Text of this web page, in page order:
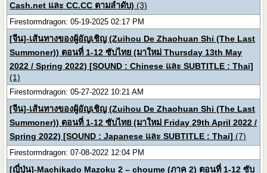
Cash.net และ CC.CC ตามลำดับ) (3)
Firestormdragon: 05-19-2025 02:17 PM
[จีน]-เส้นทางของผู้อัญเชิญ (Zuihou De Zhaohuan Shi (The Last
Summoner)) ตอนที่ 1-12 ซับไทย (มาใหม่ Thursday 13th May
2022 / Spring 2022) [SOUND : Chinese และ SUBTITLE : Thai]
(1)
Firestormdragon: 05-27-2022 10:21 AM
[จีน]-เส้นทางของผู้อัญเชิญ (Zuihou De Zhaohuan Shi (The Last
Summoner)) ตอนที่ 1-12 ซับไทย (มาใหม่ Friday 29th April 2022 /
Spring 2022) [SOUND : Japanese และ SUBTITLE : Thai] (7)
Firestormdragon: 07-08-2022 12:04 PM
[ญี่ปุ่น]-Machikado Mazoku 2 – choume (ภาค 2) ตอนที่ 1-12 ซับ